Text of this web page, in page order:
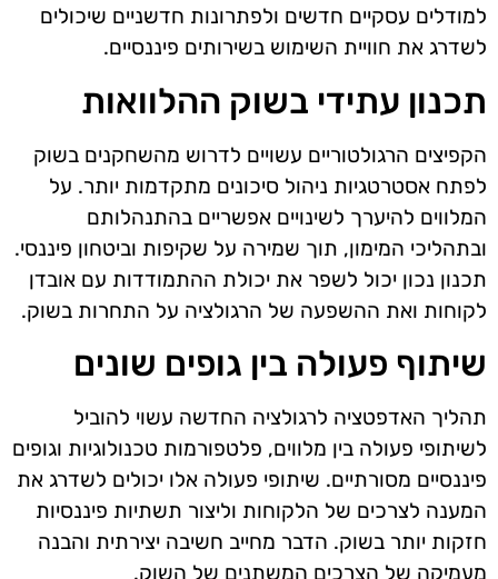
למודלים עסקיים חדשים ולפתרונות חדשניים שיכולים
לשדרג את חוויית השימוש בשירותים פיננסיים.
תכנון עתידי בשוק ההלוואות
הקפיצים הרגולטוריים עשויים לדרוש מהשחקנים בשוק
לפתח אסטרטגיות ניהול סיכונים מתקדמות יותר. על
המלווים להיערך לשינויים אפשריים בהתנהלותם
ובתהליכי המימון, תוך שמירה על שקיפות וביטחון פיננסי.
תכנון נכון יכול לשפר את יכולת ההתמודדות עם אובדן
לקוחות ואת ההשפעה של הרגולציה על התחרות בשוק.
שיתוף פעולה בין גופים שונים
תהליך האדפטציה לרגולציה החדשה עשוי להוביל
לשיתופי פעולה בין מלווים, פלטפורמות טכנולוגיות וגופים
פיננסיים מסורתיים. שיתופי פעולה אלו יכולים לשדרג את
המענה לצרכים של הלקוחות וליצור תשתיות פיננסיות
חזקות יותר בשוק. הדבר מחייב חשיבה יצירתית והבנה
מעמיקה של הצרכים המשתנים של השוק.